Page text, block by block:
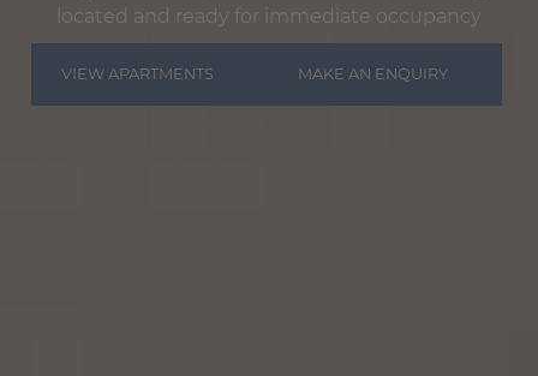
located and ready for immediate occupancy
VIEW APARTMENTS MAKE AN ENQUIRY